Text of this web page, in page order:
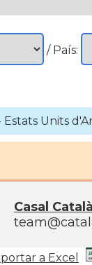
/ País:
Estats Units
Casal
a Excel